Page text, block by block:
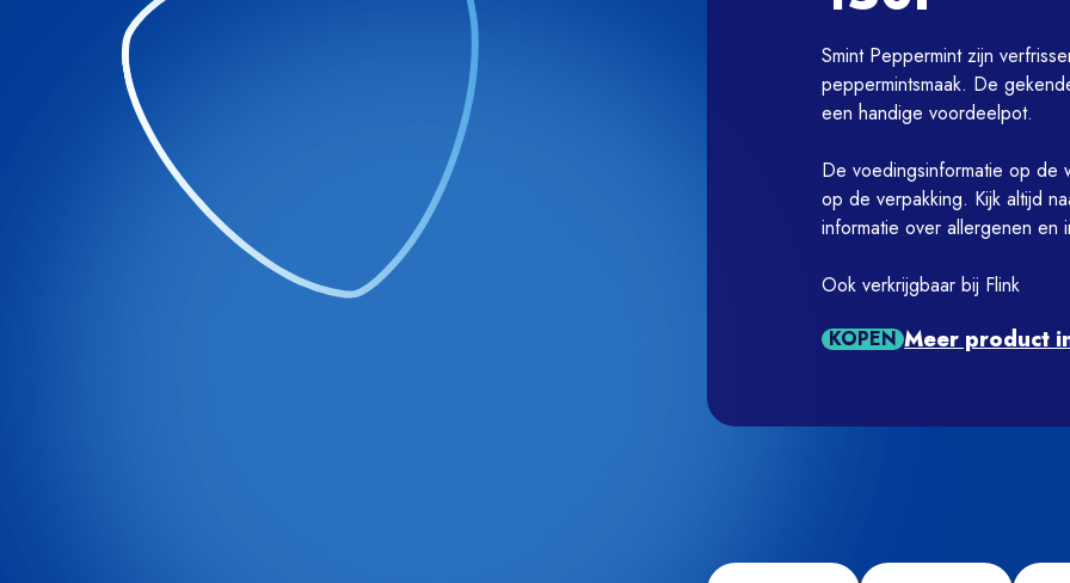
Smint Peppermint zijn
peppermintsmaak. De
een handige voordeelpot.
De voedingsinformatie op de
op de verpakking. Kijk altijd
informatie over allergenen en
KOPEN Meer product